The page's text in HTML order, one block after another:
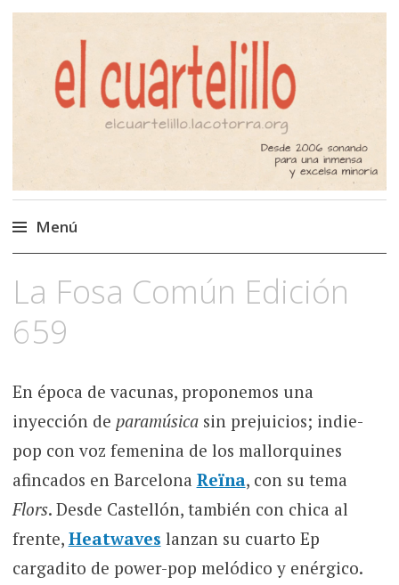
El Cuartelillo
Programa de radio de música
independiente. Podcast
Menú
La Fosa Común Edición
659
En época de vacunas, proponemos una
inyección de paramúsicasin prejuicios; indie-
pop con voz femenina de los mallorquines
afincados en Barcelona Reïna, con su tema
Flors. Desde Castellón, también con chica al
frente, Heatwaves lanzan su cuarto Ep
cargadito de power-pop melódico y enérgico.